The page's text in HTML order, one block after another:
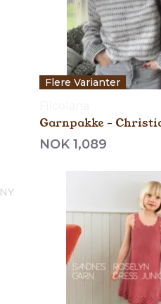
Flere Varianter
Garnpakke -
NOK 1,089
NY